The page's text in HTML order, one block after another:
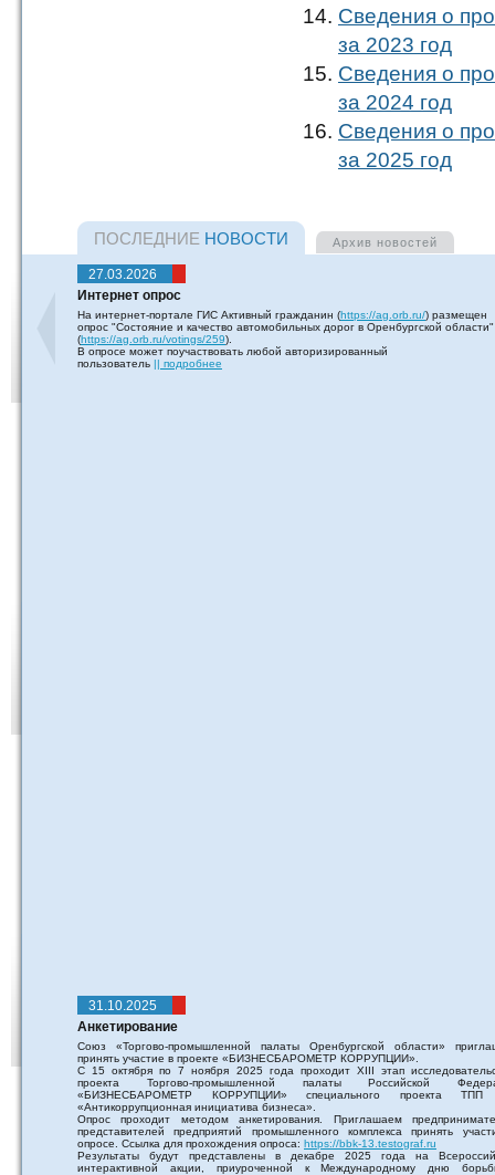
Сведения о
за 2023 год
Сведения о
за 2024 год
Сведения о
за 2025 год
ПОСЛЕДНИЕ НОВОСТИ Архив новостей
27.03.2026
Интернет опрос
На интернет-портале ГИС Активный гражданин (https://ag.orb.ru/) размещен
опрос "Состояние и качество автомобильных дорог в Оренбургской области"
(https://ag.orb.ru/votings/259).
В опросе может поучаствовать любой авторизированный
пользователь || подробнее
31.10.2025
Анкетирование
Союз «Торгово-промышленной палаты Оренбургской области»
принять участие в проекте «БИЗНЕСБАРОМЕТР КОРРУПЦИИ».
С 15 октября по 7 ноября 2025 года проходит XIII этап
проекта Торгово-промышленной палаты Российской
«БИЗНЕСБАРОМЕТР КОРРУПЦИИ» специального проекта
«Антикоррупционная инициатива бизнеса».
Опрос проходит методом анкетирования. Приглашаем
представителей предприятий промышленного комплекса принять
опросе. Ссылка для прохождения опроса: https://bbk-13.testograf.ru
Результаты будут представлены в декабре 2025 года на
интерактивной акции, приуроченной к Международному дню